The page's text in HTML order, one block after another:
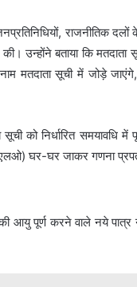
राजनीतिक
उन्होंने बताया कि
मतदाता सूची में जोड़े
को निर्धारित समयावधि
घर-घर जाकर गणना
आयु पूर्ण करने वाले नये